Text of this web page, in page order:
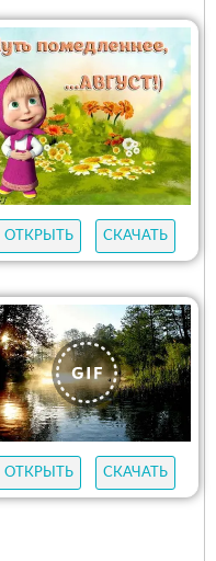
ОТКРЫТЬ СКАЧАТЬ
ОТКРЫТЬ СКАЧАТЬ